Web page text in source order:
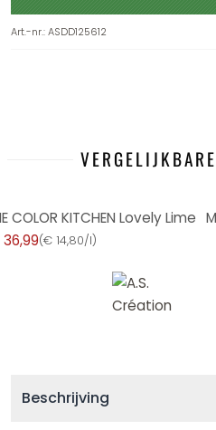
Art.-nr.:ASDD125612
KITCHEN Lovely Lime
(€ 14,80/l)
Beschrijving